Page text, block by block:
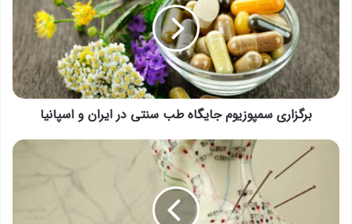
طب
سنتی
در
ایران
و
اسپانیا
برگزاری سمپوزیوم جایگاه طب سنتی در ایران و اسپانیا
عضویت